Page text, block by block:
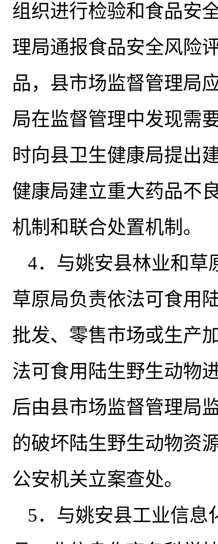
组织进行检验和食品安
理局通报食品安全风险
品，县市场监督管理局
局在监督管理中发现需
时向县卫生健康局提出
健康局建立重大药品不
机制和联合处置机制。
4．与姚安县林业和草
草原局负责依法可食用
批发、零售市场或生产
法可食用陆生野生动物
后由县市场监督管理局
的破坏陆生野生动物资
公安机关立案查处。
5．与姚安县工业信息